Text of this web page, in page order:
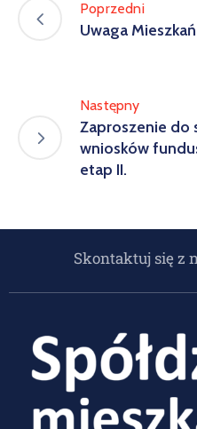
Poprzedni
Uwaga
Następny
Zaproszenie do
wniosków
etap II.
Skontaktuj się z